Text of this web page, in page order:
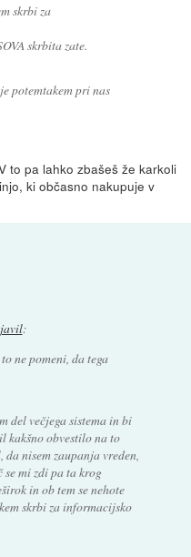
skrbi za
skrbita zate.
potemtakem pri nas
to pa lahko zbašeš že karkoli
ki občasno nakupuje v
:
ne pomeni, da tega
del večjega sistema in bi
kakšno obvestilo na to
da nisem zaupanja vreden,
mi zdi pa ta krog
in ob tem se nehote
skrbi za informacijsko